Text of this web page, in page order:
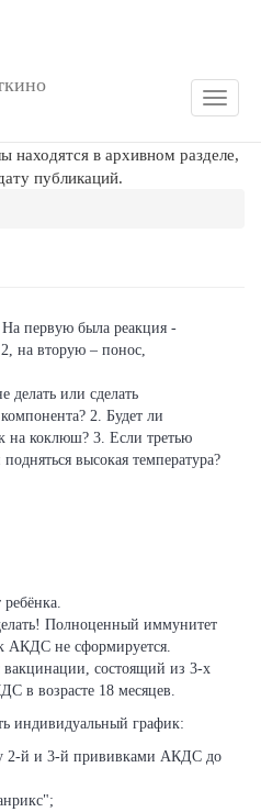
Toggle
в архивном разделе,
публикаций.
первую была реакция -
на вторую – понос,
или сделать
2. Будет ли
на коклюш? 3. Если третью
высокая температура?
Полноценный иммунитет
АКДС не сформируется.
вакцинации, состоящий из 3-х
в возрасте 18 месяцев.
индивидуальный график:
2-й и 3-й прививками АКДС до